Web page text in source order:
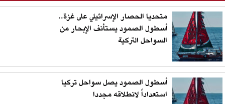
متحديا الحصار الإسرائيلي على غزة..
أسطول الصمود يستأنف الإبحار من
السواحل التركية
أسطول الصمود يصل سواحل تركيا
استعداداً لانطلاقه مجددا